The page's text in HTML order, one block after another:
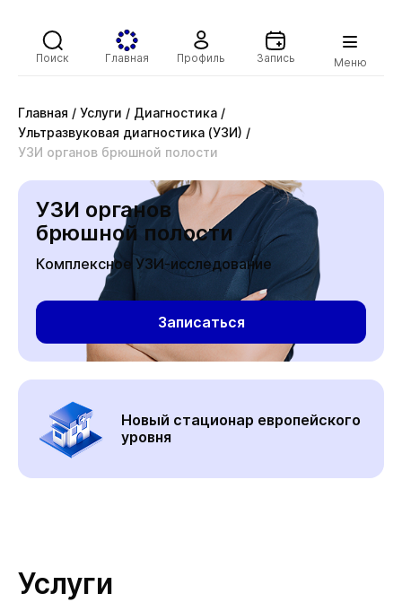
Поиск Главная Профиль Запись Меню
Главная / Услуги / Диагностика /
Ультразвуковая диагностика (УЗИ) /
УЗИ органов брюшной полости
УЗИ органов
брюшной полости
Комплексное УЗИ-исследование
Записаться
Новый стационар европейского
уровня
Услуги